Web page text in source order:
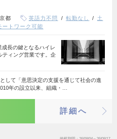
都 英語力不問 転勤なし
土
ートワーク可能
長の鍵となるハイレ
ティング営業です。企
して「意思決定の支援を通じて社会の進
年の設立以来、組織・…
詳細へ